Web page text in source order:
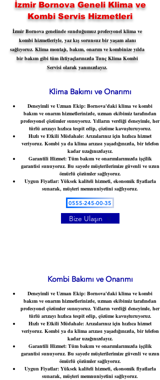
İzmir Bornova Geneli Klima ve
Kombi Servis Hizmetleri
İzmir Bornova genelinde sunduğumuz profesyonel klima ve
kombi hizmetleriyle, yaz kış sorunsuz bir yaşam alanı
sağlıyoruz. Klima montajı, bakım, onarım ve kombinize yılda
bir bakım gibi tüm ihtiyaçlarınızda Tunç Klima Kombi
Servisi olarak yanınızdayız.
Klima Bakımı ve Onarımı
Deneyimli ve Uzman Ekip: Bornova'daki klima ve kombi
bakım ve onarım hizmetlerinizde, uzman ekibimiz tarafından
profesyonel çözümler sunuyoruz. Yılların verdiği deneyimle, her
türlü arızayı hızlıca tespit edip, çözüme kavuşturuyoruz.
Hızlı ve Etkili Müdahale: Arızalarınız için hızlıca hizmet
veriyoruz. Kombi ya da klima arızası yaşadığınızda, bir telefon
kadar uzağınızdayız.
Garantili Hizmet: Tüm bakım ve onarımlarımızda işçilik
garantisi sunuyoruz. Bu sayede müşterilerimize güvenli ve uzun
ömürlü çözümler sağlıyoruz.
Uygun Fiyatlar:Yüksek kaliteli hizmeti, ekonomik fiyatlarla
sunarak, müşteri memnuniyetini sağlıyoruz.
0555-245-00-35
Bize Ulaşın
Kombi Bakımı ve Onarımı
Deneyimli ve Uzman Ekip: Bornova'daki klima ve kombi
bakım ve onarım hizmetlerinizde, uzman ekibimiz tarafından
profesyonel çözümler sunuyoruz. Yılların verdiği deneyimle, her
türlü arızayı hızlıca tespit edip, çözüme kavuşturuyoruz.
Hızlı ve Etkili Müdahale: Arızalarınız için hızlıca hizmet
veriyoruz. Kombi ya da klima arızası yaşadığınızda, bir telefon
kadar uzağınızdayız.
Garantili Hizmet: Tüm bakım ve onarımlarımızda işçilik
garantisi sunuyoruz. Bu sayede müşterilerimize güvenli ve uzun
ömürlü çözümler sağlıyoruz.
Uygun Fiyatlar: Yüksek kaliteli hizmeti, ekonomik fiyatlarla
sunarak, müşteri memnuniyetini sağlıyoruz.